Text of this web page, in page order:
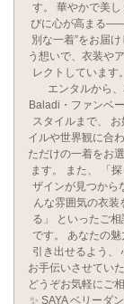
す。 華やかで美し
びに心が高まる
別な一着”をお届
う想いで、衣装や
レクトしています
エンタルから、
Baladi・ファンベ
スタイルまで、 お
イルや世界観に合
ただけの一着をお
ます。 また、 「
ザインが見つから
んな雰囲気の衣装
る」 といったご
です。 あなたの魅
引き出せるよう、
お手伝いさせてい
どうぞお気軽にご
✨ SAYA ベリーダ